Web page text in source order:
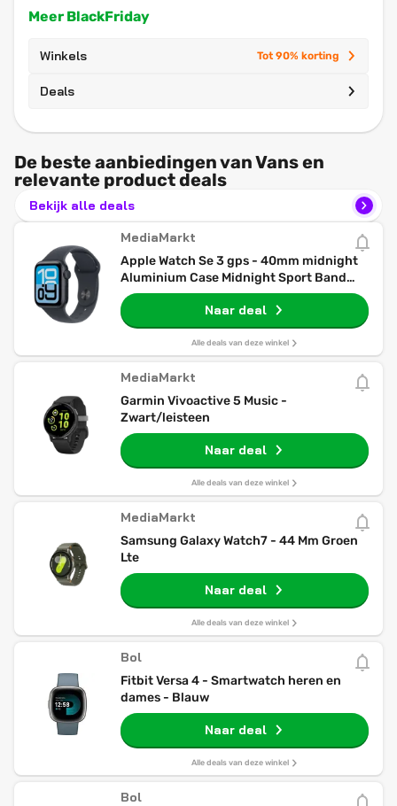
Meer BlackFriday
Winkels Tot 90% korting
Deals
De beste aanbiedingen van Vans en
relevante product deals
Bekijk alle deals
MediaMarkt
Apple Watch Se 3 gps - 40mm midnight
Aluminium Case Midnight Sport Band
S/m Smartwatch
Naar deal
Alle deals van deze winkel
MediaMarkt
Garmin Vivoactive 5 Music -
Zwart/leisteen
Naar deal
Alle deals van deze winkel
MediaMarkt
Samsung Galaxy Watch7 - 44 Mm Groen
Lte
Naar deal
Alle deals van deze winkel
Bol
Fitbit Versa 4 - Smartwatch heren en
dames - Blauw
Naar deal
Alle deals van deze winkel
Bol